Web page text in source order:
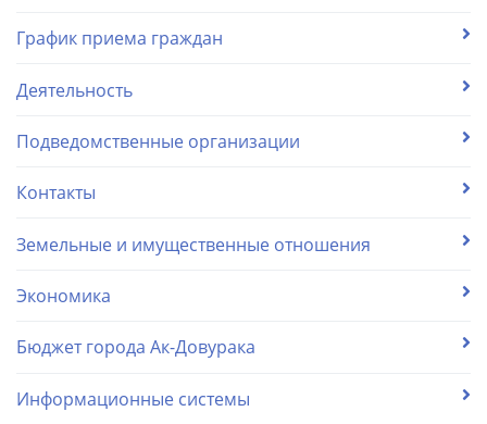
График приема граждан
Деятельность
Подведомственные организации
Контакты
Земельные и имущественные отношения
Экономика
Бюджет города Ак-Довурака
Информационные системы